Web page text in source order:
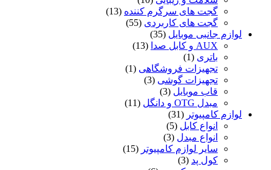
گجت های سرگرم کننده (13)
گجت های کاربردی (55)
لوازم جانبی موبایل (35)
AUX و کابل صدا
(13)
باتری (1)
تجهیزات فروشگاهی (1)
تجهیزات گوشی (3)
قاب موبایل (3)
مبدل OTG و دانگل
(11)
لوازم کامپیوتر (31)
انواع کابل (5)
انواع مبدل (3)
سایر لوازم کامپیوتر (15)
کول پد (3)